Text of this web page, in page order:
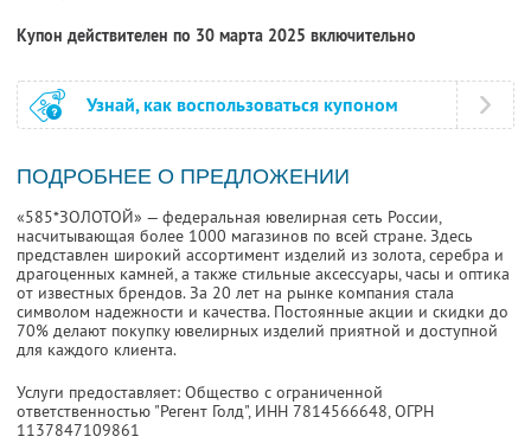
Купон действителен по 30 марта 2025 включительно
Узнай, как воспользоваться купоном
ПОДРОБНЕЕ О ПРЕДЛОЖЕНИИ
«585*ЗОЛОТОЙ» — федеральная ювелирная сеть России,
насчитывающая более 1000 магазинов по всей стране. Здесь
представлен широкий ассортимент изделий из золота, серебра и
драгоценных камней, а также стильные аксессуары, часы и оптика
от известных брендов. За 20 лет на рынке компания стала
символом надежности и качества. Постоянные акции и скидки до
70% делают покупку ювелирных изделий приятной и доступной
для каждого клиента.
Услуги предоставляет: Общество с ограниченной
ответственностью "Регент Голд", ИНН 7814566648, ОГРН
1137847109861